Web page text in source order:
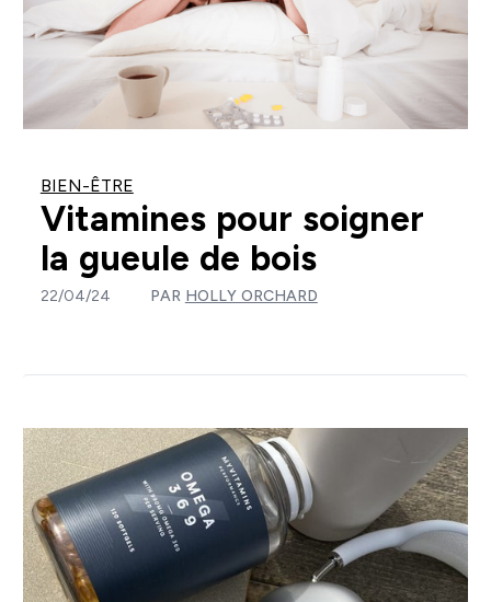
BIEN-ÊTRE
Vitamines pour soigner
la gueule de bois
22/04/24 PAR HOLLY ORCHARD